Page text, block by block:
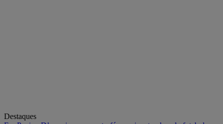
Destaques